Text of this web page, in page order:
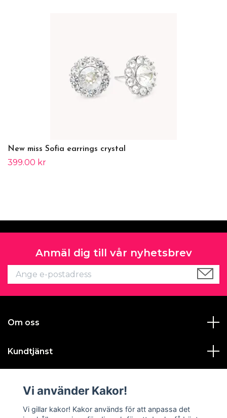
New miss Sofia earrings crystal
399.00 kr
Anmäl dig till vår nyhetsbrev
Om oss
Kundtjänst
Sociala medier
Vi använder Kakor!
Vi gillar kakor! Kakor används för att anpassa det